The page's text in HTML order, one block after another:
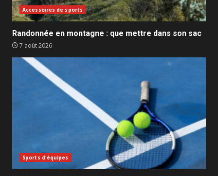
Accessoires de sports
Randonnée en montagne : que mettre dans son sac
7 août 2026
Sports d'équipes